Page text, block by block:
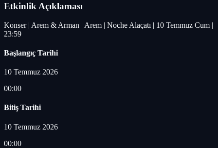
Etkinlik Açıklaması
Konser | Arem & Arman | Arem | Noche Alaçatı | 10 Temmuz Cum |
23:59
Başlangıç Tarihi
10 Temmuz 2026
00:00
Bitiş Tarihi
10 Temmuz 2026
00:00